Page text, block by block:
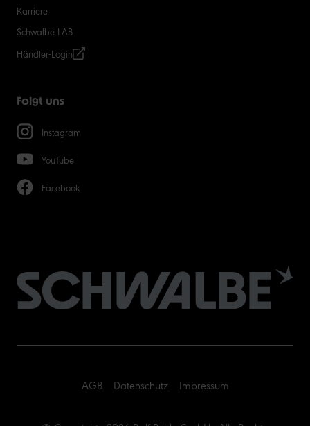
Karriere
Schwalbe LAB
Händler-Login
Folgt uns
Instagram
YouTube
Facebook
AGB Datenschutz Impressum